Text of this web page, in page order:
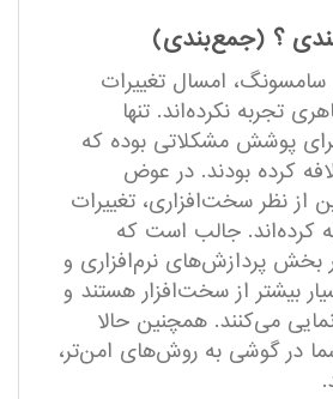
امسال تغییرات
تجربه نکرده‌اند. تنها
پوشش مشکلاتی بوده که
کرده بودند. در عوض
از نظر سخت‌افزاری، تغییرات
کرده‌اند. جالب است که
بخش پردازش‌های نرم‌افزاری و
بیشتر از سخت‌افزار هستند و
می‌کنند. همچنین حالا
در گوشی به روش‌های امن‌تر،